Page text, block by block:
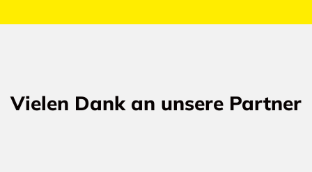
Vielen Dank an unsere Partner